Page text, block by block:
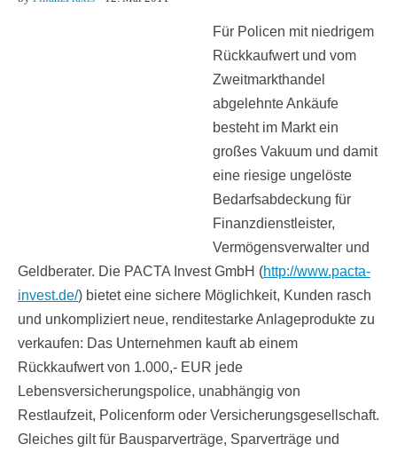
Für Policen mit niedrigem
Rückkaufwert und vom
Zweitmarkthandel
abgelehnte Ankäufe
besteht im Markt ein
großes Vakuum und damit
eine riesige ungelöste
Bedarfsabdeckung für
Finanzdienstleister,
Vermögensverwalter und
Geldberater. Die PACTA Invest GmbH (http://www.pacta-
invest.de/) bietet eine sichere Möglichkeit, Kunden rasch
und unkompliziert neue, renditestarke Anlageprodukte zu
verkaufen: Das Unternehmen kauft ab einem
Rückkaufwert von 1.000,- EUR jede
Lebensversicherungspolice, unabhängig von
Restlaufzeit, Policenform oder Versicherungsgesellschaft.
Gleiches gilt für Bausparverträge, Sparverträge und